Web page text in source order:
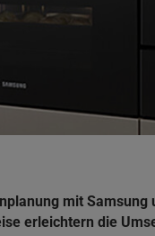
mit
erleichtern die